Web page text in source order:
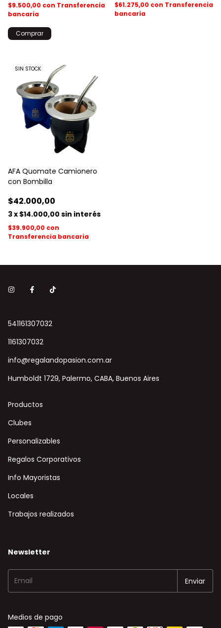
$9.500,00 con Transferencia
bancaria
$61.275,00 con Transferencia
bancaria
SIN STOCK
AFA Quomate Camionero
con Bombilla
$42.000,00
3x $14.000,00 sin interés
$39.900,00 con
Transferencia bancaria
541161307032
1161307032
info@regalandopasion.com.ar
Humboldt 1729, Palermo, CABA, Buenos Aires
Productos
Clubes
Personalizables
Regalos Corporativos
Info Mayoristas
Locales
Trabajos realizados
Newsletter
Medios de pago